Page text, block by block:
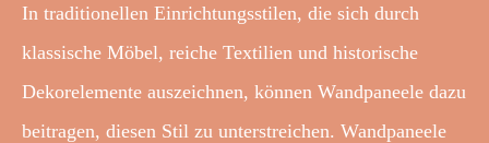
In traditionellen Einrichtungsstilen, die sich durch
klassische Möbel, reiche Textilien und historische
Dekorelemente auszeichnen, können Wandpaneele dazu
beitragen, diesen Stil zu unterstreichen. Wandpaneele